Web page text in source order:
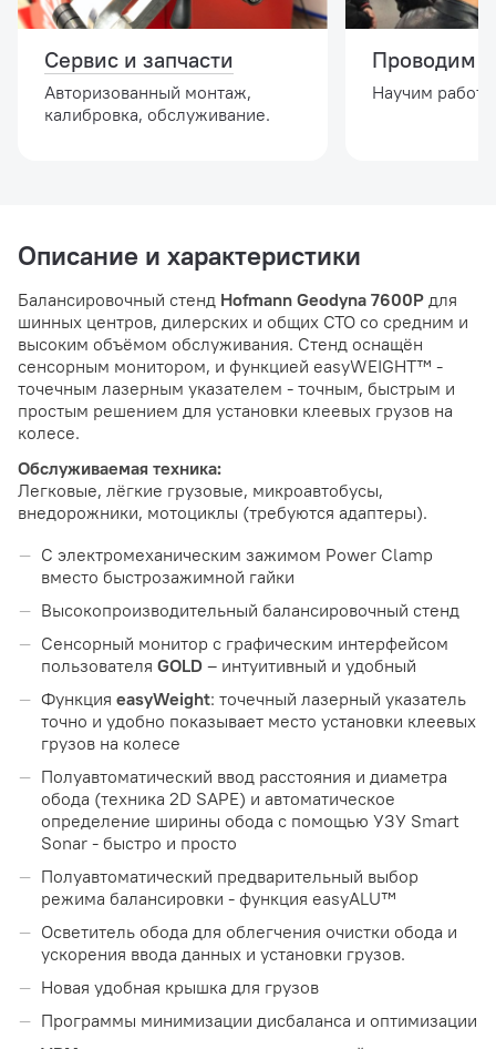
Сервис и запчасти
Авторизованный монтаж,
калибровка, обслуживание.
Проводим
Научим
Описание и характеристики
Балансировочный стенд Hofmann Geodyna 7600P для
шинных центров, дилерских и общих СТО со средним и
высоким объёмом обслуживания. Стенд оснащён
сенсорным монитором, и функцией easyWEIGHT™ -
точечным лазерным указателем - точным, быстрым и
простым решением для установки клеевых грузов на
колесе.
Обслуживаемая техника:
Легковые, лёгкие грузовые, микроавтобусы,
внедорожники, мотоциклы (требуются адаптеры).
С электромеханическим зажимом Power Clamp
вместо быстрозажимной гайки
Высокопроизводительный балансировочный стенд
Сенсорный монитор с графическим интерфейсом
пользователя GOLD – интуитивный и удобный
Функция easyWeight: точечный лазерный указатель
точно и удобно показывает место установки клеевых
грузов на колесе
Полуавтоматический ввод расстояния и диаметра
обода (техника 2D SAPE) и автоматическое
определение ширины обода с помощью УЗУ Smart
Sonar - быстро и просто
Полуавтоматический предварительный выбор
режима балансировки - функция easyALU™
Осветитель обода для облегчения очистки обода и
ускорения ввода данных и установки грузов.
Новая удобная крышка для грузов
Программы минимизации дисбаланса и оптимизации